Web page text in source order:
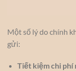
Một số lý do chính
gửi:
Tiết kiệm chi phí